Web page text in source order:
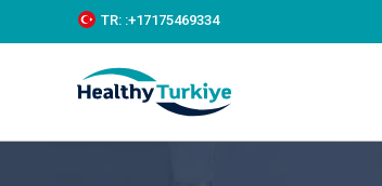
k
c
TR: :+‪17175469334‬